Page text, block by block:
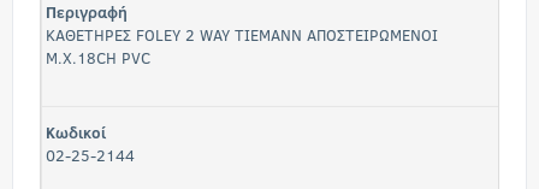
Περιγραφή
ΚΑΘΕΤΗΡΕΣ FOLEY 2 WAY ΤΙΕΜΑΝΝ ΑΠΟΣΤΕΙΡΩΜΕΝΟΙ
Μ.Χ.18CH PVC
Κωδικοί
02-25-2144